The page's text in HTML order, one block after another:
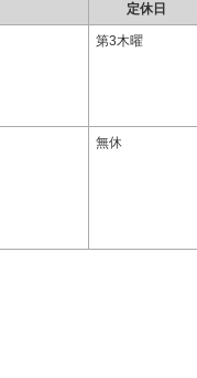
定休日
第3木曜
無休